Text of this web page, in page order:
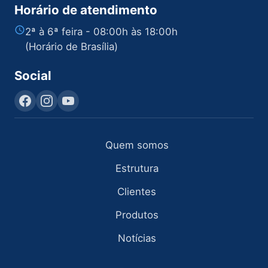
Horário de atendimento
2ª à 6ª feira - 08:00h às 18:00h
(Horário de Brasília)
Social
Quem somos
Estrutura
Clientes
Produtos
Notícias